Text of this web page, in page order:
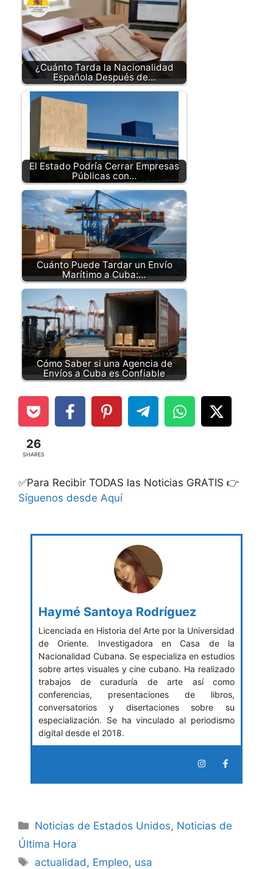
¿Cuánto Tarda la Nacionalidad
Española Después de…
El Estado Podría Cerrar Empresas
Públicas con…
Cuánto Puede Tardar un Envío
Marítimo a Cuba:…
Cómo Saber si una Agencia de
Envíos a Cuba es Confiable
26
SHARES
✅Para Recibir TODAS las Noticias GRATIS 👉
Síguenos desde Aquí
Haymé Santoya Rodríguez
Licenciada en Historia del Arte por la Universidad
de Oriente. Investigadora en Casa de la
Nacionalidad Cubana. Se especializa en estudios
sobre artes visuales y cine cubano. Ha realizado
trabajos de curaduría de arte así como
conferencias, presentaciones de libros,
conversatorios y disertaciones sobre su
especialización. Se ha vinculado al periodismo
digital desde el 2018.
Categories
Noticias de Estados Unidos, Noticias de
Última Hora
Tags
actualidad , Empleo, usa